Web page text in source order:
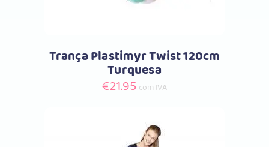
Trança Plastimyr Twist 120cm
Turquesa
€21.95 com IVA